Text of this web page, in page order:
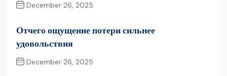
December 26, 2025
Отчего ощущение потери сильнее
удовольствия
December 26, 2025